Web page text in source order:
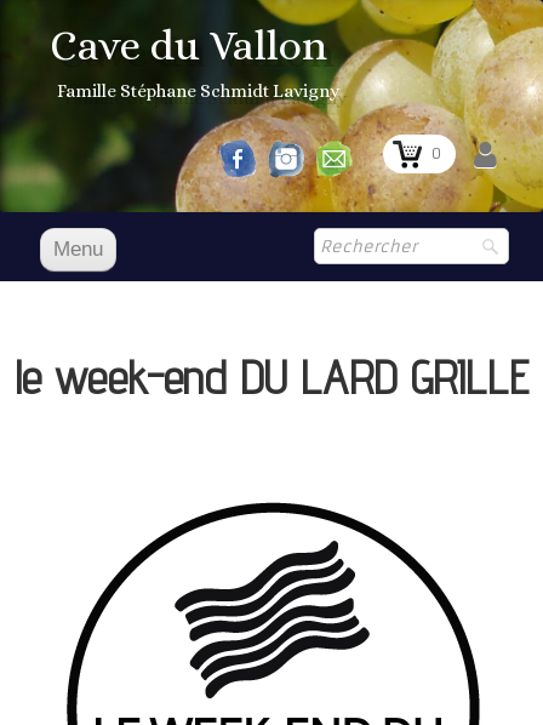
Cave du Vallon
Famille Stéphane Schmidt Lavigny
0
Menu
Boutique ▼
Présentation
Dégustation
Infos pratiques▼
le week-end DU LARD GRILLE